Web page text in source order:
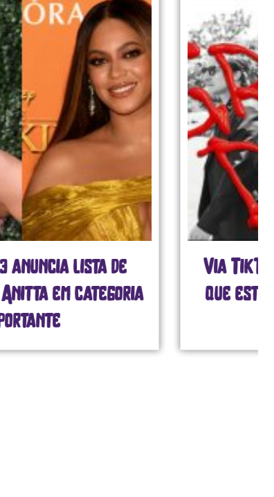
Via TikTok, Green Day confirma
que está trabalhando em novo